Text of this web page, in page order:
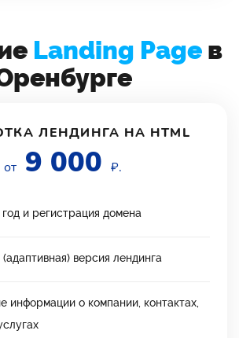
Landing Pageв
ЛЕНДИНГА НА HTML
от 9 000 ₽.
и регистрация домена
версия лендинга
информации о компании, контактах,